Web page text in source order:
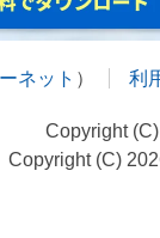
ネット ） 利
Copyright
Copyright (C)